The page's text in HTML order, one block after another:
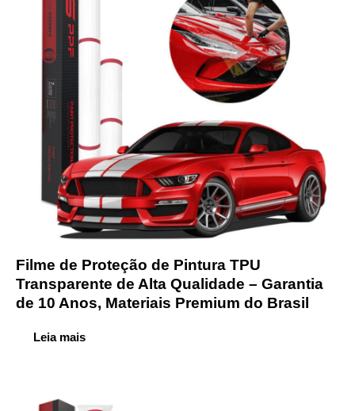
Filme de Proteção de Pintura TPU
Transparente de Alta Qualidade – Garantia
de 10 Anos, Materiais Premium do Brasil
Leia mais